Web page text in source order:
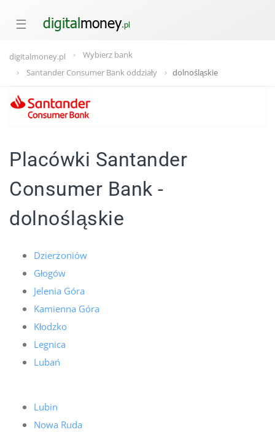
☰
digitalmoney.pl
Wybierz bank
Santander Consumer Bank oddziały
dolnośląskie
Placówki Santander
Consumer Bank -
dolnośląskie
Dzierżoniów
Głogów
Jelenia Góra
Kamienna Góra
Kłodzko
Legnica
Lubań
Lubin
Nowa Ruda